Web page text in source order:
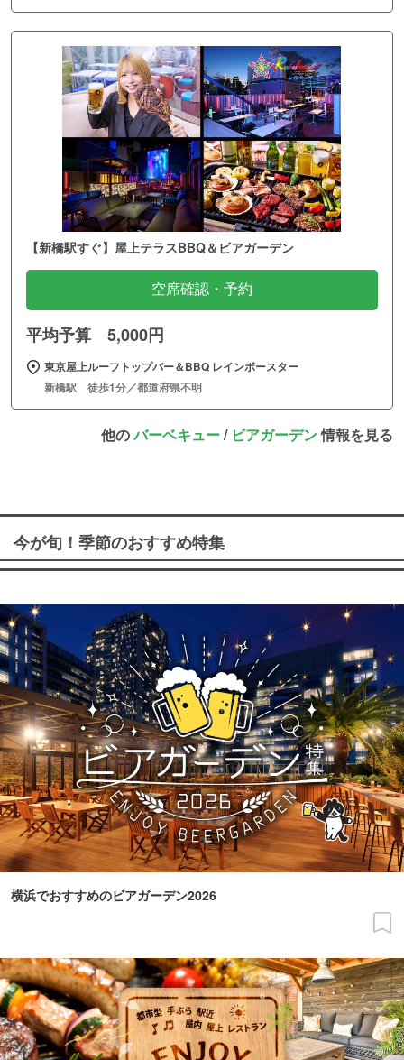
【新橋駅すぐ】屋上テラスBBQ＆ビアガーデン
空席確認・予約
平均予算 5,000円
東京屋上ルーフトップバー＆BBQ レインボースター
新橋駅 徒歩1分／都道府県不明
他のバーベキュー/ ビアガーデン情報を見る
今が旬！季節のおすすめ特集
横浜でおすすめのビアガーデン2026